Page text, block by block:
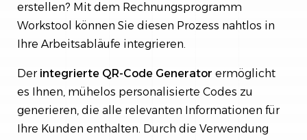
erstellen? Mit dem Rechnungsprogramm
Workstool können Sie diesen Prozess nahtlos in
Ihre Arbeitsabläufe integrieren.
Der integrierte QR-Code Generator ermöglicht
es Ihnen, mühelos personalisierte Codes zu
generieren, die alle relevanten Informationen für
Ihre Kunden enthalten. Durch die Verwendung